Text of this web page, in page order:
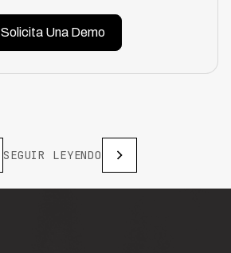
Solicita Una Demo
SEGUIR LEYENDO